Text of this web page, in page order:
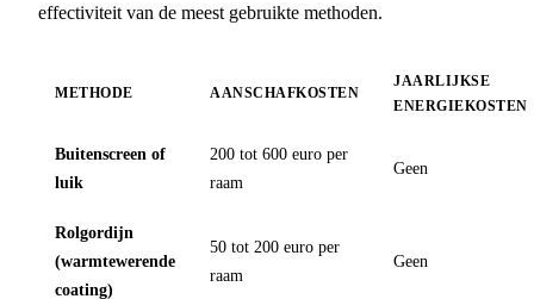
effectiviteit van de meest gebruikte methoden.
METHODE AANSCHAFKOSTEN
JAARLIJKSE
ENERGIEKOSTEN
Buitenscreen of
luik
200 tot 600 euro per
raam
Geen
Rolgordijn
(warmtewerende
coating)
50 tot 200 euro per
raam
Geen